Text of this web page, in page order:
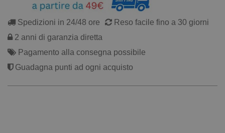
Spedizioni in 24/48 ore
Reso facile fino a 30 giorni
2 anni di garanzia diretta
Pagamento alla consegna possibile
Guadagna punti ad ogni acquisto